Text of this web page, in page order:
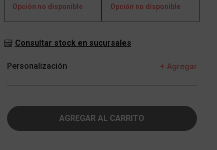
Opción no disponible Opción no disponible
Consultar stock en sucursales
Personalización + Agregar
AGREGAR AL CARRITO